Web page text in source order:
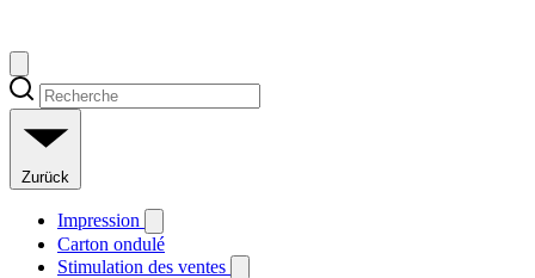
Zurück
Impression
Carton ondulé
Stimulation des ventes